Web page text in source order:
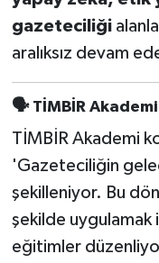
gazeteciliği
aralıksız devam
🗣 TİMBİR
TİMBİR Akademi
'Gazeteciliğin
şekilleniyor. Bu
şekilde uygulamak
eğitimler